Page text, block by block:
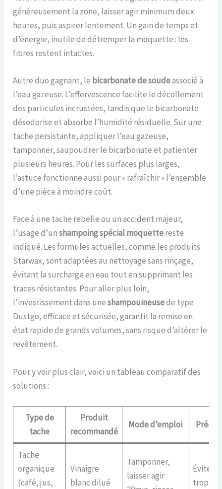
généreusement la zone, laisser agir minimum deux
heures, puis aspirer lentement. Un gain de temps et
d’énergie, inutile de détremper la moquette : les
fibres restent intactes.
Autre duo gagnant, le bicarbonate de soudeassocié à
l’eau gazeuse. L’effervescence facilite le décollement
des particules incrustées, tandis que le bicarbonate
désodorise et absorbe l’humidité résiduelle. Sur une
tache persistante, appliquer l’eau gazeuse,
tamponner, saupoudrer le bicarbonate et patienter
plusieurs heures. Pour les surfaces plus larges,
l’astuce fonctionne aussi pour « rafraîchir » l’ensemble
d’une pièce à moindre coût.
Face à une tache rebelle ou un accident majeur,
l’usage d’unshampoing spécial moquettereste
indiqué. Les formules actuelles, comme les produits
Starwax, sont adaptées au nettoyage sans rinçage,
évitant la surcharge en eau tout en supprimant les
traces résistantes. Pour aller plus loin,
l’investissement dans uneshampouineusede type
Dustgo, efficace et sécurisée, garantit la remise en
état rapide de grands volumes, sans risque d’altérer le
revêtement.
Pour y voir plus clair, voici un tableau comparatif des
solutions :
Type de
tache
Produit
recommandé
Mode d’emploi
Tache
organique
(café, jus,
Vinaigre
blanc dilué
Tamponner,
laisser agir
Éviter
trop